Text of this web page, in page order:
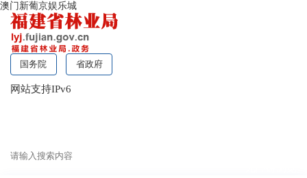
澳门新葡京娱乐城
国务院 省政府
网站支持IPv6